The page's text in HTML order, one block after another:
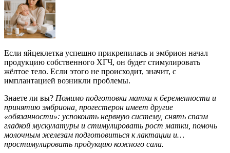
Если яйцеклетка успешно прикрепилась и эмбрион начал
продукцию собственного ХГЧ, он будет стимулировать
жёлтое тело. Если этого не происходит, значит, с
имплантацией возникли проблемы.
Знаете ли вы? Помимо подготовки матки к беременности и
принятию эмбриона, прогестерон имеет другие
«обязанности»: успокоить нервную систему, снять спазм
гладкой мускулатуры и стимулировать рост матки, помочь
молочным железам подготовиться к лактации и…
простимулировать продукцию кожного сала.